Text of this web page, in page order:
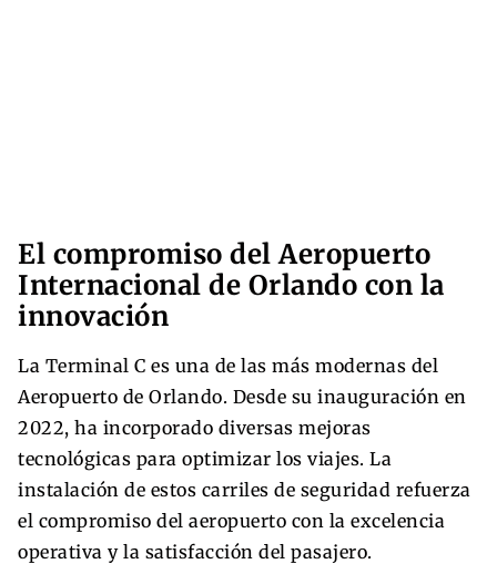
El compromiso del Aeropuerto
Internacional de Orlando con la
innovación
La Terminal C es una de las más modernas del
Aeropuerto de Orlando. Desde su inauguración en
2022, ha incorporado diversas mejoras
tecnológicas para optimizar los viajes. La
instalación de estos carriles de seguridad refuerza
el compromiso del aeropuerto con la excelencia
operativa y la satisfacción del pasajero.